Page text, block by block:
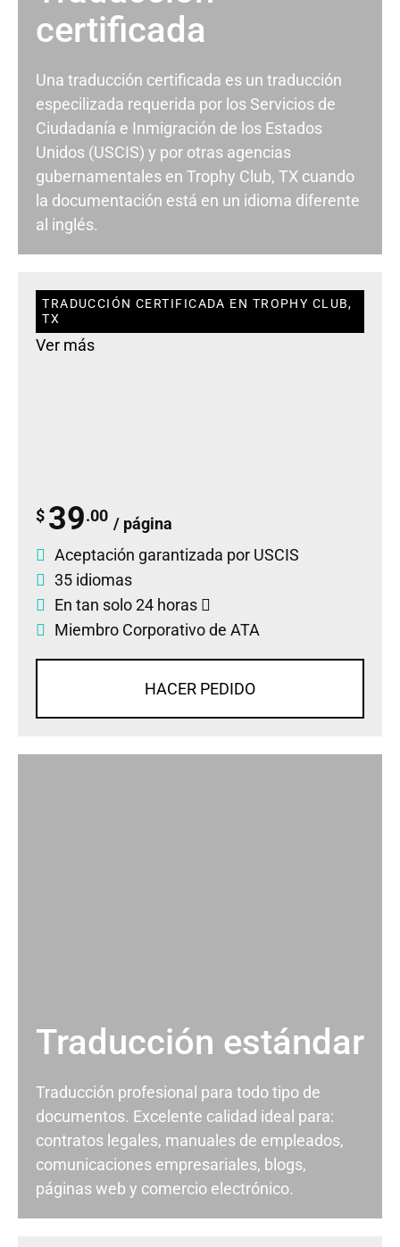
certificada
Una traducción certificada es un traducción
especilizada requerida por los Servicios de
Ciudadanía e Inmigración de los Estados
Unidos (USCIS) y por otras agencias
gubernamentales en Trophy Club, TX cuando
la documentación está en un idioma diferente
al inglés.
TRADUCCIÓN CERTIFICADA EN TROPHY CLUB,
TX
Ver más
$ 39.00 / página
Aceptación garantizada por USCIS
35 idiomas
En tan solo 24 horas
Miembro Corporativo de ATA
HACER PEDIDO
Traducción estándar
Traducción profesional para todo tipo de
documentos. Excelente calidad ideal para:
contratos legales, manuales de empleados,
comunicaciones empresariales, blogs,
páginas web y comercio electrónico.